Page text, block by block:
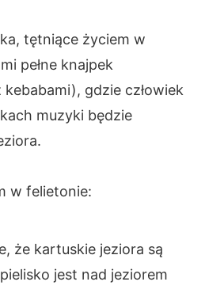
tętniące życiem w
pełne knajpek
gdzie człowiek
muzyki będzie
w felietonie:
że kartuskie jeziora są
jest nad jeziorem